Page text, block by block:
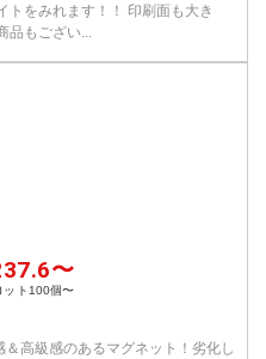
トをみれます！！ 印刷面も大き
■こちらの商品もござい...
〜
ット 100個〜
高級感のあるマグネット！劣化し